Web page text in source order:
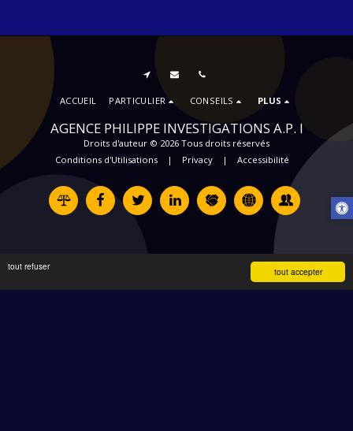
tout accepter
tout refuser
AGENCE PHILIPPE INVESTIGATIONS A.P. I
Droits d'auteur © 2026 Tous droits réservés
Conditions d'Utilisations| Privacy| Accessibilité
ACCUEIL PARTICULIER CONSEILS PLUS